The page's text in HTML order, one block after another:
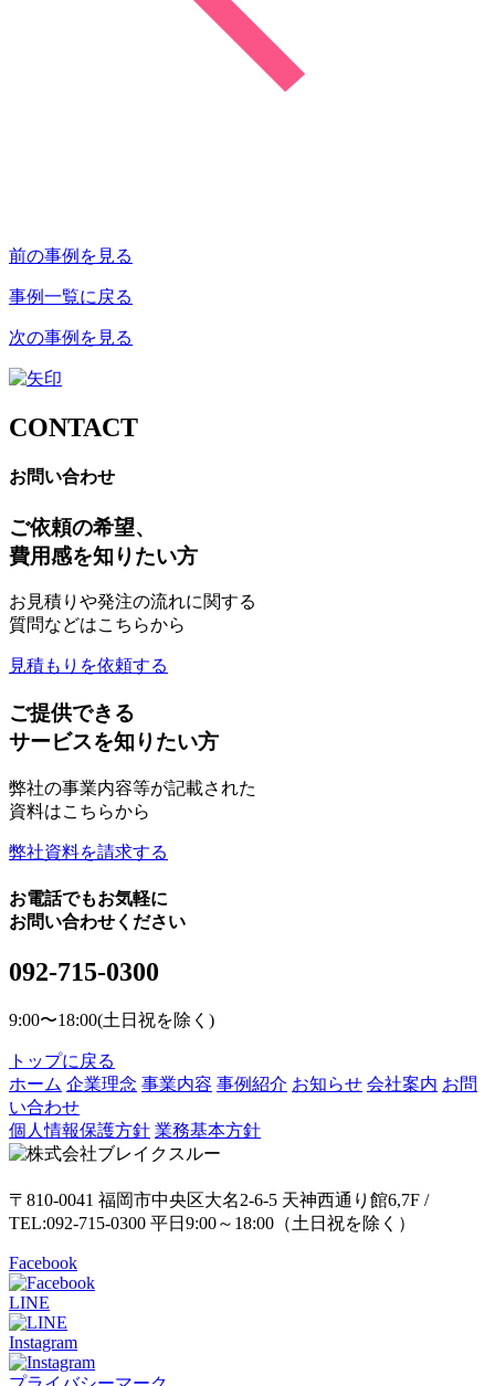
前の事例を見る
事例一覧に戻る
次の事例を見る
CONTACT
お問い合わせ
ご依頼の希望、
費用感を知りたい方
お見積りや発注の流れに関する
質問などはこちらから
見積もりを依頼する
ご提供できる
サービスを知りたい方
弊社の事業内容等が記載された
資料はこちらから
弊社資料を請求する
お電話でもお気軽に
お問い合わせください
092-715-0300
9:00〜18:00(土日祝を除く)
トップに戻る
ホーム 企業理念 事業内容 事例紹介 お知らせ 会社案内 お問
い合わせ
個人情報保護方針 業務基本方針
〒810-0041 福岡市中央区大名2-6-5 天神西通り館6,7F /
TEL:092-715-0300 平日9:00～18:00（土日祝を除く）
Facebook
LINE
Instagram